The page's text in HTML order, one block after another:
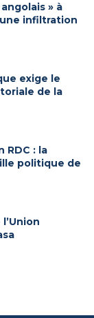
» à
infiltration
exige le
de la
RDC : la
politique de